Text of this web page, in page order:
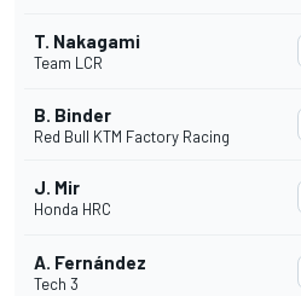
T. Nakagami
Team LCR
B. Binder
Red Bull KTM Factory Racing
J. Mir
Honda HRC
A. Fernández
Tech 3